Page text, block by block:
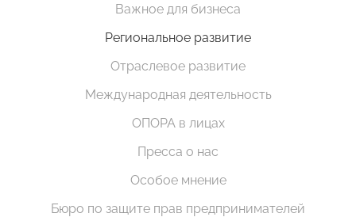
Важное для бизнеса
Региональное развитие
Отраслевое развитие
Международная деятельность
ОПОРА в лицах
Пресса о нас
Особое мнение
Бюро по защите прав предпринимателей